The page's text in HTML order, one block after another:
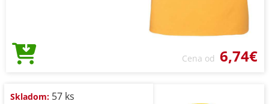
Cena od 6,74€
Skladom: 57 ks